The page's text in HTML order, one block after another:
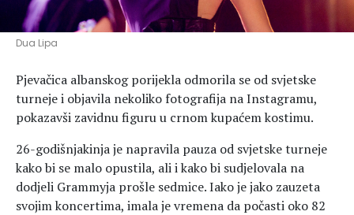
Dua Lipa
Pjevačica albanskog porijekla odmorila se od svjetske
turneje i objavila nekoliko fotografija na Instagramu,
pokazavši zavidnu figuru u crnom kupaćem kostimu.
26-godišnjakinja je napravila pauza od svjetske turneje
kako bi se malo opustila, ali i kako bi sudjelovala na
dodjeli Grammyja prošle sedmice. Iako je jako zauzeta
svojim koncertima, imala je vremena da počasti oko 82